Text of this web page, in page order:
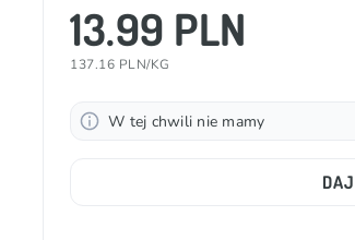
13.99 PLN
137.16 PLN/KG
W tej chwili nie mamy